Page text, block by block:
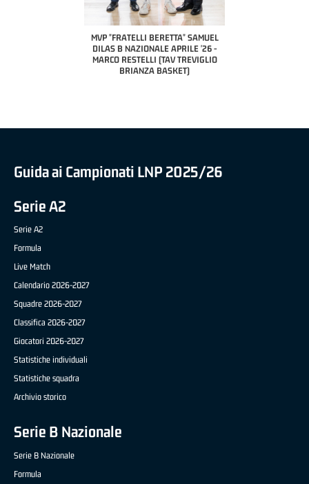
MVP "FRATELLI BERETTA" SAMUEL
DILAS B NAZIONALE APRILE '26 -
MARCO RESTELLI (TAV TREVIGLIO
BRIANZA BASKET)
Guida ai Campionati LNP 2025/26
Serie A2
Serie A2
Formula
Live Match
Calendario 2026-2027
Squadre 2026-2027
Classifica 2026-2027
Giocatori 2026-2027
Statistiche individuali
Statistiche squadra
Archivio storico
Serie B Nazionale
Serie B Nazionale
Formula